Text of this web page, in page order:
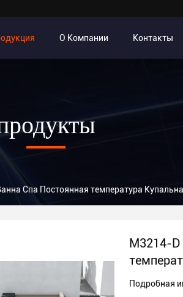
О Компании Контакты
Спа Постоянная температура
M3214-
Подробная